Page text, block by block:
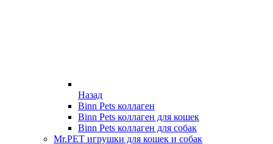
Назад
Binn Pets коллаген
Binn Pets коллаген для кошек
Binn Pets коллаген для собак
Mr.PET игрушки для кошек и собак